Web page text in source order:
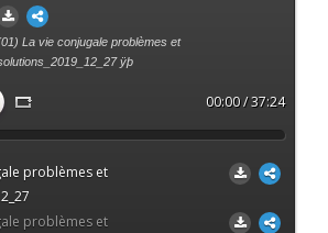
La vie conjugale problèmes et
ÿþ
00:00 / 37:24
problèmes et
problèmes et